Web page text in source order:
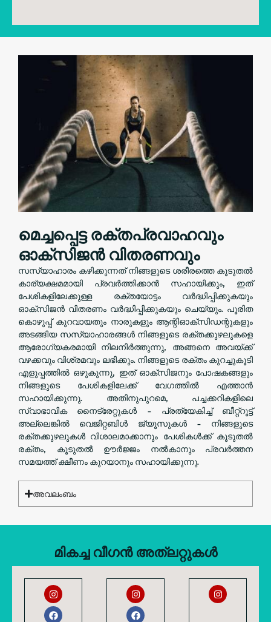
മെച്ചപ്പെട്ട രക്തപ്രവാഹവും
ഓക്സിജൻ വിതരണവും
സസ്യാഹാരം കഴിക്കുന്നത് നിങ്ങളുടെ ശരീരത്തെ കൂടുതൽ
കാര്യക്ഷമമായി പ്രവർത്തിക്കാൻ സഹായിക്കും, ഇത്
പേശികളിലേക്കുള്ള രക്തയോട്ടം വർദ്ധിപ്പിക്കുകയും
ഓക്സിജൻ വിതരണം വർദ്ധിപ്പിക്കുകയും ചെയ്യും. പൂരിത
കൊഴുപ്പ് കുറവായതും നാരുകളും ആന്റിഓക്‌സിഡന്റുകളും
അടങ്ങിയ സസ്യാഹാരങ്ങൾ നിങ്ങളുടെ രക്തക്കുഴലുകളെ
ആരോഗ്യകരമായി നിലനിർത്തുന്നു, അങ്ങനെ അവയ്ക്ക്
വഴക്കവും വിശ്രമവും ലഭിക്കും. നിങ്ങളുടെ രക്തം കുറച്ചുകൂടി
എളുപ്പത്തിൽ ഒഴുകുന്നു, ഇത് ഓക്സിജനും പോഷകങ്ങളും
നിങ്ങളുടെ പേശികളിലേക്ക് വേഗത്തിൽ എത്താൻ
സഹായിക്കുന്നു. അതിനുപുറമെ, പച്ചക്കറികളിലെ
സ്വാഭാവിക നൈട്രേറ്റുകൾ - പ്രത്യേകിച്ച് ബീറ്റ്റൂട്ട്
അല്ലെങ്കിൽ വെജിറ്റബിൾ ജ്യൂസുകൾ - നിങ്ങളുടെ
രക്തക്കുഴലുകൾ വിശാലമാക്കാനും പേശികൾക്ക് കൂടുതൽ
രക്തം, കൂടുതൽ ഊർജ്ജം നൽകാനും പ്രവർത്തന
സമയത്ത് ക്ഷീണം കുറയാനും സഹായിക്കുന്നു.
അവലംബം
മികച്ച വീഗൻ അത്‌ലറ്റുകൾ